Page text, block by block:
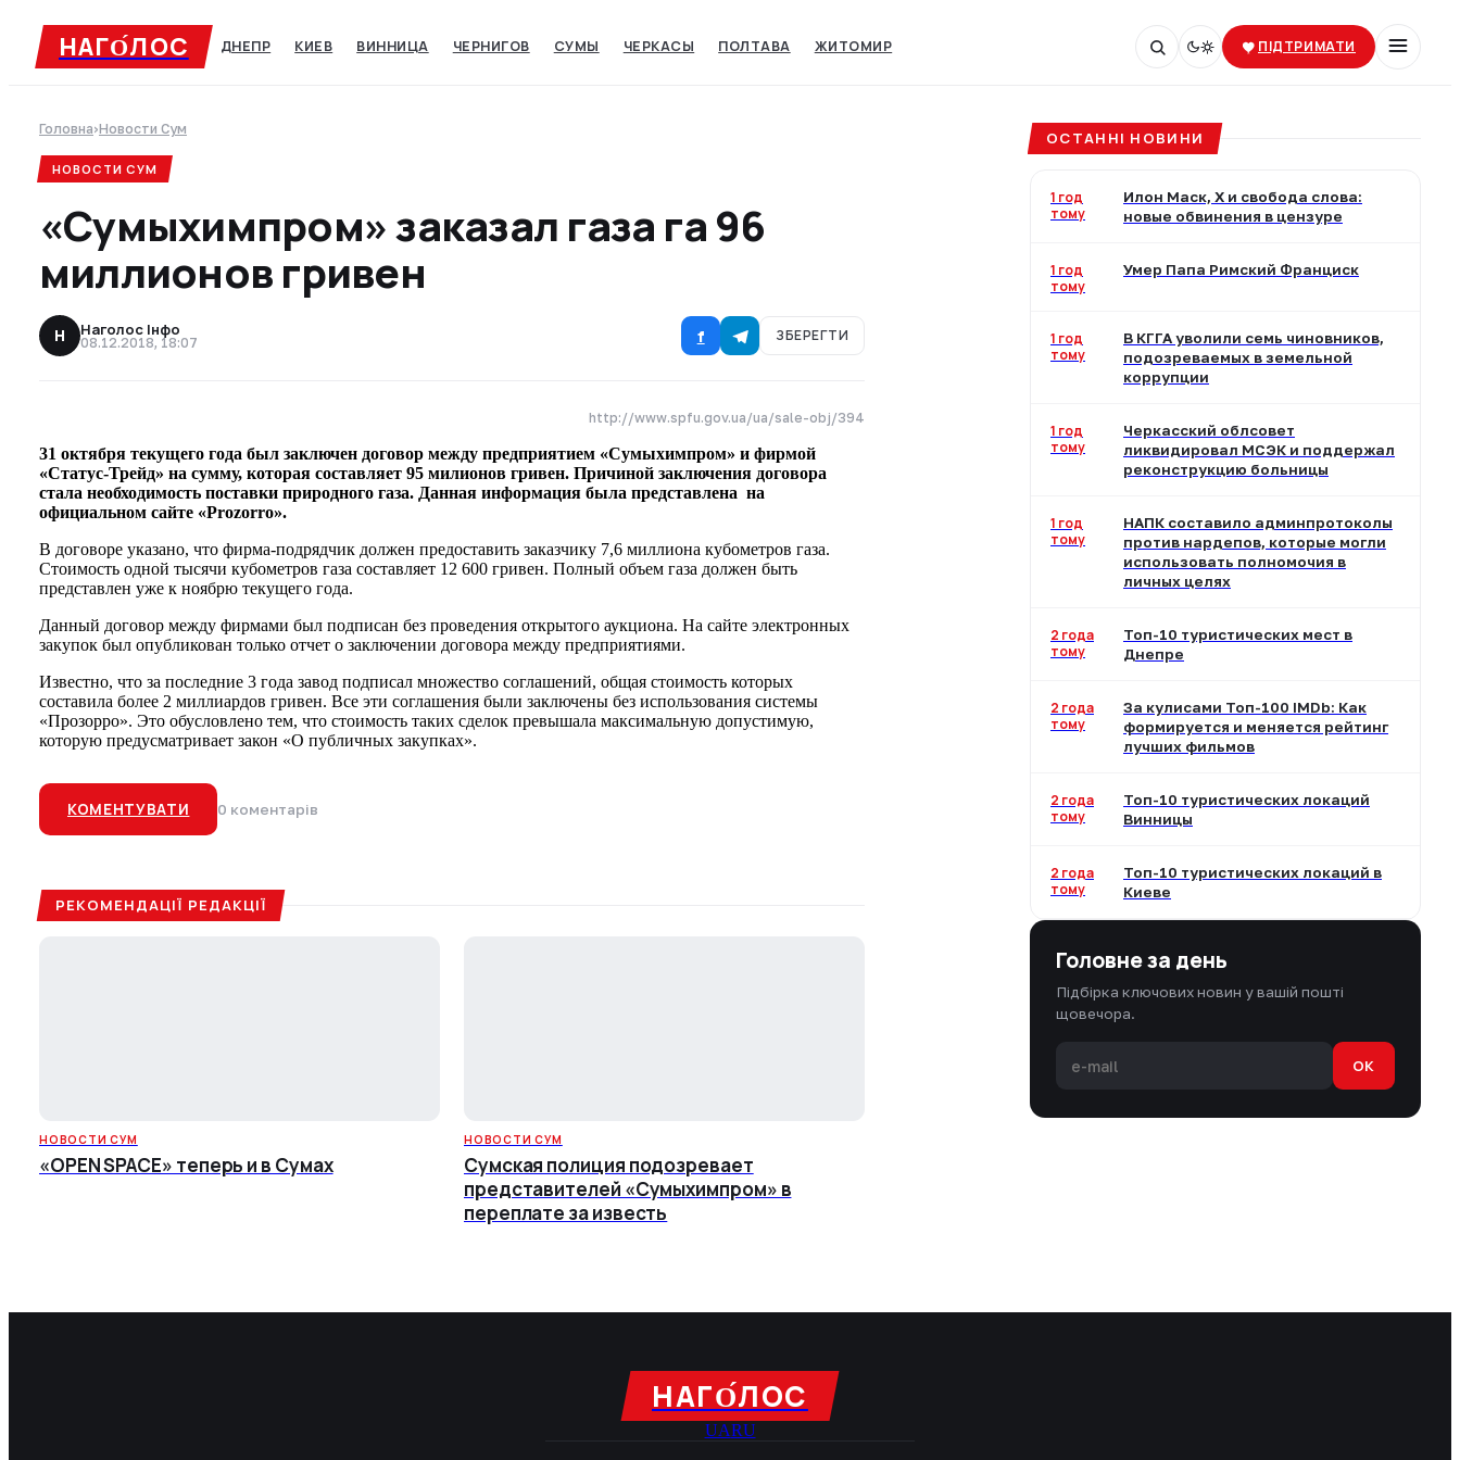
НАГО́ЛОC ДНЕПР КИЕВ ВИННИЦА ЧЕРНИГОВ СУМЫ‎ ЧЕРКАСЫ‎ ПОЛТАВА ЖИТОМИР ПІДТРИМАТИ
Головна›Новости Сум
НОВОСТИ СУМ
«Сумыхимпром» заказал газа га 96
миллионов гривен
Н Наголос Інфо
08.12.2018, 18:07 f ЗБЕРЕГТИ
http://www.spfu.gov.ua/ua/sale-obj/394
31 октября текущего года был заключен договор между предприятием «Сумыхимпром» и фирмой
«Статус-Трейд» на сумму, которая составляет 95 милионов гривен. Причиной заключения договора
стала необходимость поставки природного газа. Данная информация была представлена на
официальном сайте «Prozorro».
В договоре указано, что фирма-подрядчик должен предоставить заказчику 7,6 миллиона кубометров газа.
Стоимость одной тысячи кубометров газа составляет 12 600 гривен. Полный объем газа должен быть
представлен уже к ноябрю текущего года.
Данный договор между фирмами был подписан без проведения открытого аукциона. На сайте электронных
закупок был опубликован только отчет о заключении договора между предприятиями.
Известно, что за последние 3 года завод подписал множество соглашений, общая стоимость которых
составила более 2 миллиардов гривен. Все эти соглашения были заключены без использования системы
«Прозорро». Это обусловлено тем, что стоимость таких сделок превышала максимальную допустимую,
которую предусматривает закон «О публичных закупках».
КОМЕНТУВАТИ 0 коментарів
РЕКОМЕНДАЦІЇ РЕДАКЦІЇ
НОВОСТИ СУМ
«OPEN SPACE» теперь и в Сумах
НОВОСТИ СУМ
Сумская полиция подозревает
представителей «Сумыхимпром» в
переплате за известь
ОСТАННІ НОВИНИ
1 год
тому
Илон Маск, X и свобода слова:
новые обвинения в цензуре
1 год
тому
Умер Папа Римский Франциск
1 год
тому
В КГГА уволили семь чиновников,
подозреваемых в земельной
коррупции
1 год
тому
Черкасский облсовет
ликвидировал МСЭК и поддержал
реконструкцию больницы
1 год
тому
НАПК составило админпротоколы
против нардепов, которые могли
использовать полномочия в
личных целях
2 года
тому
Топ-10 туристических мест в
Днепре
2 года
тому
За кулисами Топ-100 IMDb: Как
формируется и меняется рейтинг
лучших фильмов
2 года
тому
Топ-10 туристических локаций
Винницы
2 года
тому
Топ-10 туристических локаций в
Киеве
Головне за день
Підбірка ключових новин у вашій пошті
щовечора.
OK
НАГО́ЛОC
UARU